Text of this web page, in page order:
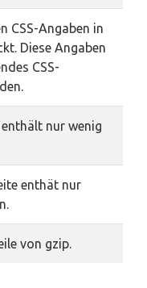
CSS-Angaben in
Diese Angaben
CSS-
nur wenig
enthät nur
von gzip.